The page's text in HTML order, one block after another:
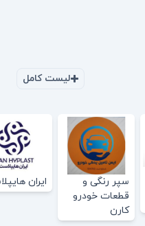
لیست کامل
سپر رنگی و
قطعات خودرو
کارن
ایران